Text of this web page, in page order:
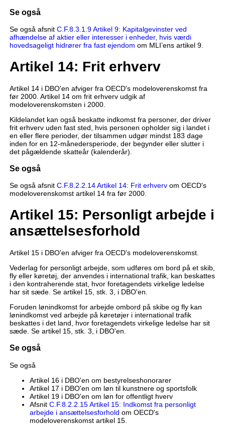
Se også
Se også afsnit C.F.8.3.1.9 Artikel 9: Kapitalgevinster ved
afhændelse af aktier eller interesser i enheder, hvis værdi
hovedsageligt hidrører fra fast ejendom om MLI’ens artikel 9.
Artikel 14: Frit erhverv
Artikel 14 i DBO'en afviger fra OECD's modeloverenskomst fra
før 2000. Artikel 14 om frit erhverv udgik af
modeloverenskomsten i 2000.
Kildelandet kan også beskatte indkomst fra personer, der driver
frit erhverv uden fast sted, hvis personen opholder sig i landet i
en eller flere perioder, der tilsammen udgør mindst 183 dage
inden for en 12-månedersperiode, der begynder eller slutter i
det pågældende skatteår (kalenderår).
Se også
Se også afsnit C.F.8.2.2.14 Artikel 14: Frit erhvervom OECD's
modeloverenskomst artikel 14 fra før 2000.
Artikel 15: Personligt arbejde i
ansættelsesforhold
Artikel 15 i DBO'en afviger fra OECD's modeloverenskomst.
Vederlag for personligt arbejde, som udføres om bord på et skib,
fly eller køretøj, der anvendes i international trafik, kan beskattes
i den kontraherende stat, hvor foretagendets virkelige ledelse
har sit sæde. Se artikel 15, stk. 3, i DBO'en.
Foruden lønindkomst for arbejde ombord på skibe og fly kan
lønindkomst ved arbejde på køretøjer i international trafik
beskattes i det land, hvor foretagendets virkelige ledelse har sit
sæde. Se artikel 15, stk. 3, i DBO'en.
Se også
Se også
Artikel 16 i DBO'en om bestyrelseshonorarer
Artikel 17 i DBO'en om løn til kunstnere og sportsfolk
Artikel 19 i DBO'en om løn for offentligt hverv
Afsnit C.F.8.2.2.15 Artikel 15: Indkomst fra personligt
arbejde i ansættelsesforhold om OECD's
modeloverenskomst artikel 15.